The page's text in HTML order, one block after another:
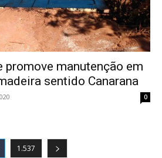
promove manutenção em
sentido Canarana
0
1.537